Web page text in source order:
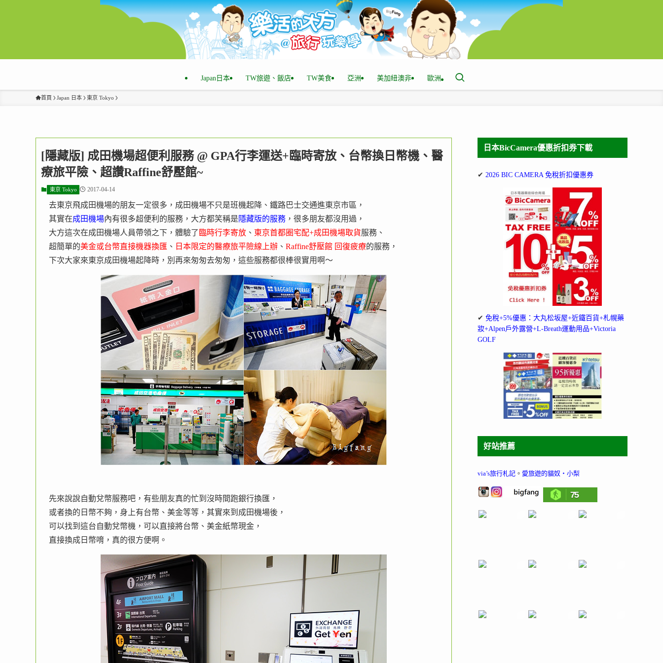
Japan日本 TW旅遊、飯店 TW美食 亞洲 美加紐澳非 歐洲
首頁 Japan 日本 東京 Tokyo
[隱藏版] 成田機場超便利服務 @ GPA行李運送+臨時寄放、台幣換日幣機、醫
療旅平險、超讚Raffine舒壓館~
東京 Tokyo 2017-04-14
去東京飛成田機場的朋友一定很多，成田機場不只是班機起降、鐵路巴士交通進東京市區，
其實在成田機場內有很多超便利的服務，大方都笑稱是 隱藏版的服務 ，很多朋友都沒用過，
大方這次在成田機場人員帶領之下，體驗了 臨時行李寄放 、 東京首都圈宅配+成田機場取貨服務、
超簡單的美金或台幣直接機器換匯 、 日本限定的醫療旅平險線上辦 、 Raffine舒壓館 回復疲療的服務，
下次大家來東京成田機場起降時，別再來匆匆去匆匆，這些服務都很棒很實用啊～
先來說說自動兌幣服務吧，有些朋友真的忙到沒時間跑銀行換匯，
或者換的日幣不夠，身上有台幣、美金等等，其實來到成田機場後，
可以找到這台自動兌幣機，可以直接將台幣、美金紙幣現金，
直接換成日幣唷，真的很方便啊。
日本BicCamera優惠折扣券下載
✔ 2026 BIC CAMERA 免稅折扣優惠券
✔ 免稅+5%優惠：大丸松坂屋+近鐵百貨+札幌藥
妝+Alpen戶外露營+L-Breath運動用品+Victoria
GOLF
好站推薦
via’s旅行札記 。 愛旅遊的貓奴‧小梨
75